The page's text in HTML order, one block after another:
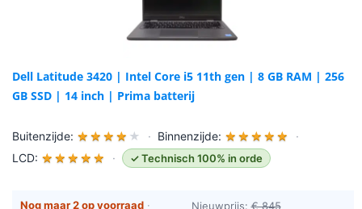
Dell Latitude 3420 | Intel Core i5 11th gen | 8 GB RAM | 256
GB SSD | 14 inch | Prima batterij
Buitenzijde: ★ ★ ★ ★ ★ · Binnenzijde: ★ ★ ★ ★ ★
·
LCD: ★ ★ ★ ★ ★ · ✓ Technisch 100% in orde
Nog maar 2 op voorraad · Nieuwprijs:€ 845